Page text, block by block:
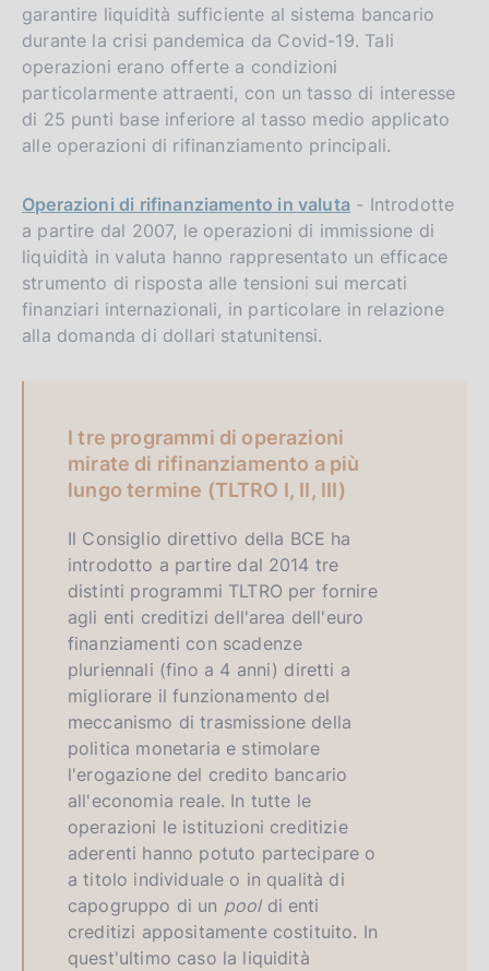
garantire liquidità sufficiente al sistema bancario
durante la crisi pandemica da Covid-19. Tali
operazioni erano offerte a condizioni
particolarmente attraenti, con un tasso di interesse
di 25 punti base inferiore al tasso medio applicato
alle operazioni di rifinanziamento principali.
Operazioni di rifinanziamento in valuta - Introdotte
a partire dal 2007, le operazioni di immissione di
liquidità in valuta hanno rappresentato un efficace
strumento di risposta alle tensioni sui mercati
finanziari internazionali, in particolare in relazione
alla domanda di dollari statunitensi.
I tre programmi di operazioni
mirate di rifinanziamento a più
lungo termine (TLTRO I, II, III)
Il Consiglio direttivo della BCE ha
introdotto a partire dal 2014 tre
distinti programmi TLTRO per fornire
agli enti creditizi dell'area dell'euro
finanziamenti con scadenze
pluriennali (fino a 4 anni) diretti a
migliorare il funzionamento del
meccanismo di trasmissione della
politica monetaria e stimolare
l'erogazione del credito bancario
all'economia reale. In tutte le
operazioni le istituzioni creditizie
aderenti hanno potuto partecipare o
a titolo individuale o in qualità di
capogruppo di un pooldi enti
creditizi appositamente costituito. In
quest'ultimo caso la liquidità